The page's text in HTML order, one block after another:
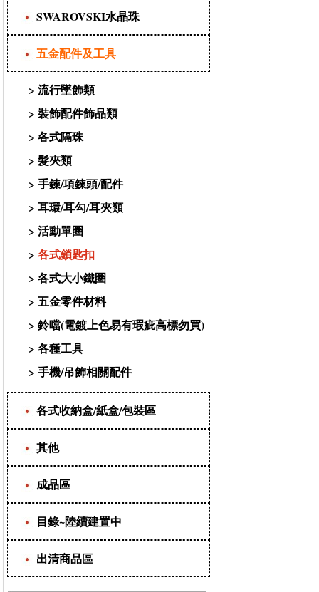
SWAROVSKI水晶珠
五金配件及工具
> 流行墜飾類
> 裝飾配件飾品類
> 各式隔珠
> 髮夾類
> 手鍊/項鍊頭/配件
> 耳環/耳勾/耳夾類
> 活動單圈
> 各式鎖匙扣
> 各式大小鐵圈
> 五金零件材料
> 鈴噹(電鍍上色易有瑕疵高標勿買)
> 各種工具
> 手機/吊飾相關配件
各式收納盒/紙盒/包裝區
其他
成品區
目錄~陸續建置中
出清商品區